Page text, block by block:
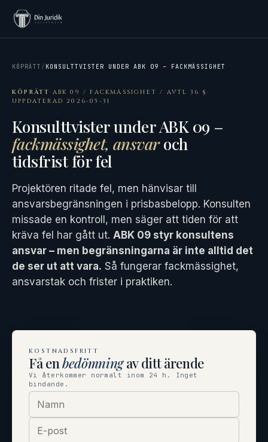
KÖPRÄTT / KONSULTTVISTER UNDER ABK 09 – FACKMÄSSIGHET
KÖPRÄTT· ABK 09 / FACKMÄSSIGHET / AVTL 36 §·
UPPDATERAD 2026-05-31
Konsulttvister under ABK 09 –
fackmässighet, ansvaroch
tidsfrist för fel
Projektören ritade fel, men hänvisar till
ansvarsbegränsningen i prisbasbelopp. Konsulten
missade en kontroll, men säger att tiden för att
kräva fel har gått ut. ABK 09 styr konsultens
ansvar – men begränsningarna är inte alltid det
de ser ut att vara. Så fungerar fackmässighet,
ansvarstak och frister i praktiken.
KOSTNADSFRITT
Få enbedömningav ditt ärende
Vi återkommer normalt inom 24 h. Inget
bindande.